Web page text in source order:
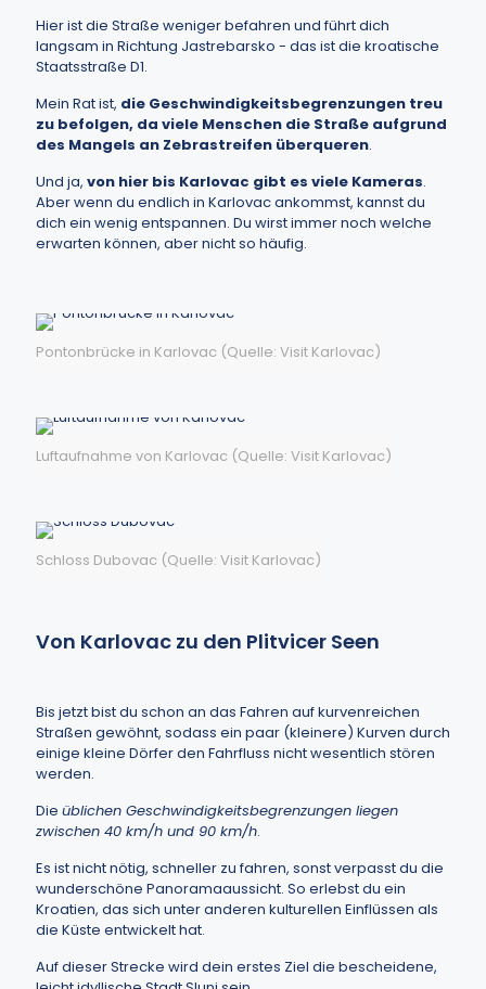
Hier ist die Straße weniger befahren und führt dich
langsam in Richtung Jastrebarsko - das ist die kroatische
Staatsstraße D1.
Mein Rat ist, die Geschwindigkeitsbegrenzungen treu
zu befolgen, da viele Menschen die Straße aufgrund
des Mangels an Zebrastreifen überqueren.
Und ja, von hier bis Karlovac gibt es viele Kameras.
Aber wenn du endlich in Karlovac ankommst, kannst du
dich ein wenig entspannen. Du wirst immer noch welche
erwarten können, aber nicht so häufig.
Pontonbrücke in Karlovac (Quelle: Visit Karlovac)
Luftaufnahme von Karlovac (Quelle: Visit Karlovac)
Schloss Dubovac (Quelle: Visit Karlovac)
Von Karlovac zu den Plitvicer Seen
Bis jetzt bist du schon an das Fahren auf kurvenreichen
Straßen gewöhnt, sodass ein paar (kleinere) Kurven durch
einige kleine Dörfer den Fahrfluss nicht wesentlich stören
werden.
Die üblichen Geschwindigkeitsbegrenzungen liegen
zwischen 40 km/h und 90 km/h.
Es ist nicht nötig, schneller zu fahren, sonst verpasst du die
wunderschöne Panoramaaussicht. So erlebst du ein
Kroatien, das sich unter anderen kulturellen Einflüssen als
die Küste entwickelt hat.
Auf dieser Strecke wird dein erstes Ziel die bescheidene,